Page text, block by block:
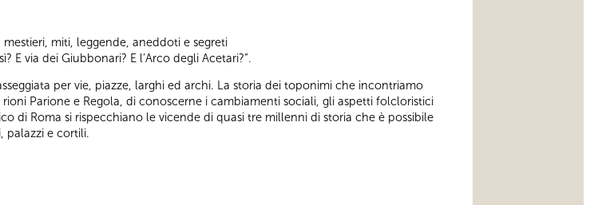
miti, leggende, aneddoti e segreti
E via dei Giubbonari? E l’Arco degli Acetari?”.
per vie, piazze, larghi ed archi. La storia dei toponimi che incontriamo
Parione e Regola, di conoscerne i cambiamenti sociali, gli aspetti folcloristici
di Roma si rispecchiano le vicende di quasi tre millenni di storia che è possibile
palazzi e cortili.